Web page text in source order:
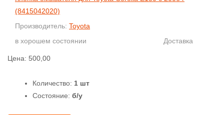
(8415042020)
Производитель: Toyota
в хорошем состоянии
Доставка
Цена: 500,00
Количество: 1 шт
Состояние: б/у